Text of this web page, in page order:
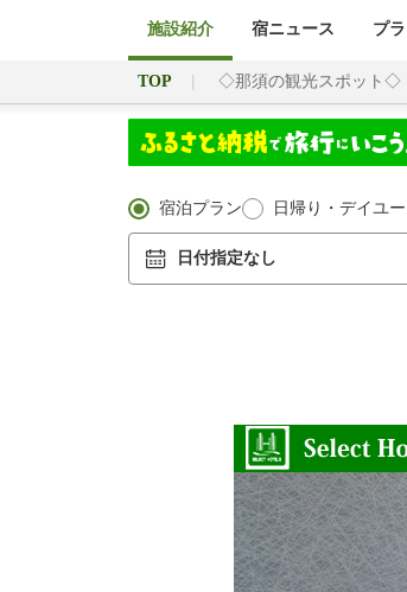
施設紹介 宿ニュース プ
TOP ◇那須の観光スポット◇
宿泊プラン 日帰り・デイユー
日付指定なし